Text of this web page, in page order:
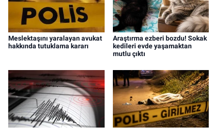
Meslektaşını yaralayan avukat
hakkında tutuklama kararı
Araştırma ezberi bozdu! Sokak
kedileri evde yaşamaktan
mutlu çıktı